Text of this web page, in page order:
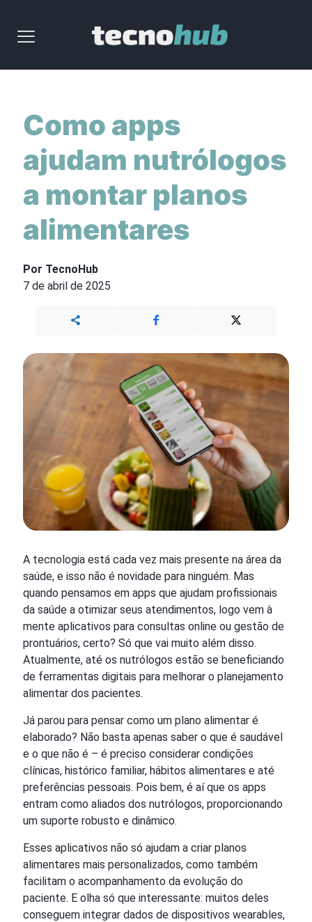
Como apps
ajudam nutrólogos
a montar planos
alimentares
Por TecnoHub
7 de abril de 2025
A tecnologia está cada vez mais presente na área da
saúde, e isso não é novidade para ninguém. Mas
quando pensamos em apps que ajudam profissionais
da saúde a otimizar seus atendimentos, logo vem à
mente aplicativos para consultas online ou gestão de
prontuários, certo? Só que vai muito além disso.
Atualmente, até os nutrólogos estão se beneficiando
de ferramentas digitais para melhorar o planejamento
alimentar dos pacientes.
Já parou para pensar como um plano alimentar é
elaborado? Não basta apenas saber o que é saudável
e o que não é – é preciso considerar condições
clínicas, histórico familiar, hábitos alimentares e até
preferências pessoais. Pois bem, é aí que os apps
entram como aliados dos nutrólogos, proporcionando
um suporte robusto e dinâmico.
Esses aplicativos não só ajudam a criar planos
alimentares mais personalizados, como também
facilitam o acompanhamento da evolução do
paciente. E olha só que interessante: muitos deles
conseguem integrar dados de dispositivos wearables,